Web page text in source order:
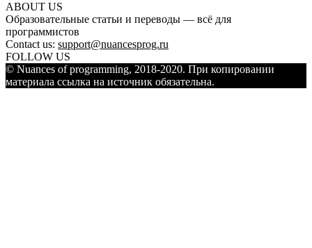
ABOUT US
Образовательные статьи и переводы — всё для
программистов
Contact us: support@nuancesprog.ru
FOLLOW US
© Nuances of programming, 2018-2020. При копировании
материала ссылка на источник обязательна.